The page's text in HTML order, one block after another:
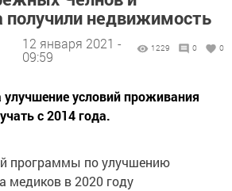
получили недвижимость
12 января 2021 -
09:59
1229 0 0
условий проживания
с 2014 года.
программы по улучшению
медиков в 2020 году